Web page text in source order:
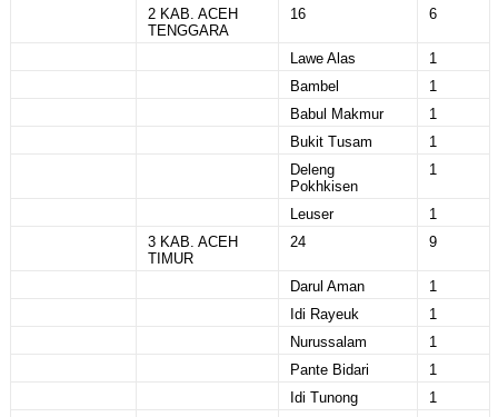
2 KAB. ACEH
TENGGARA
16 6
Lawe Alas
1
Bambel
1
Babul Makmur
1
Bukit Tusam
1
Deleng
Pokhkisen
1
Leuser
1
3 KAB. ACEH
TIMUR
24 9
Darul Aman
1
Idi Rayeuk
1
Nurussalam
1
Pante Bidari
1
Idi Tunong
1